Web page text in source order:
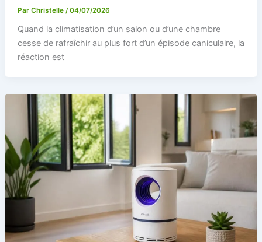
Par Christelle /04/07/2026
Quand la climatisation d’un salon ou d’une chambre
cesse de rafraîchir au plus fort d’un épisode caniculaire, la
réaction est